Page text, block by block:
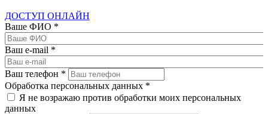
ДОСТУП ОНЛАЙН
Ваше ФИО *
Ваш e-mail *
Ваш телефон *
Обработка персональных данных *
Я не возражаю против обработки моих персональных
данных